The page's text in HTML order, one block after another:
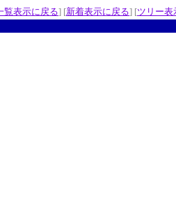
覧表示に戻る] [新着表示に戻る] [ツリー表